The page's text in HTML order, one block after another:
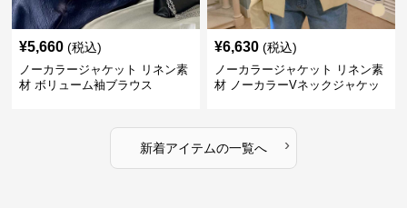
¥5,660 (税込)
ノーカラージャケット リネン素
材 ボリューム袖ブラウス
¥6,630 (税込)
ノーカラージャケット リネン素
材 ノーカラーVネックジャケッ
新着アイテムの一覧へ ›